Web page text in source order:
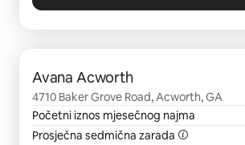
Avana Acworth
4710 Baker Grove Road, Acworth, GA
Početni iznos mjesečnog najma
Prosječna sedmična zarada